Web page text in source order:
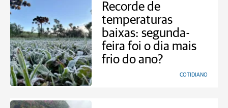
Recorde de
temperaturas
baixas: segunda-
feira foi o dia mais
frio do ano?
COTIDIANO